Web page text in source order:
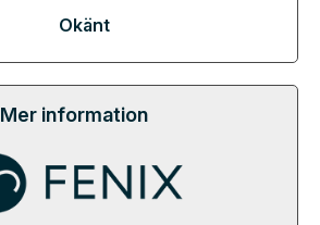
Okänt
Mer information